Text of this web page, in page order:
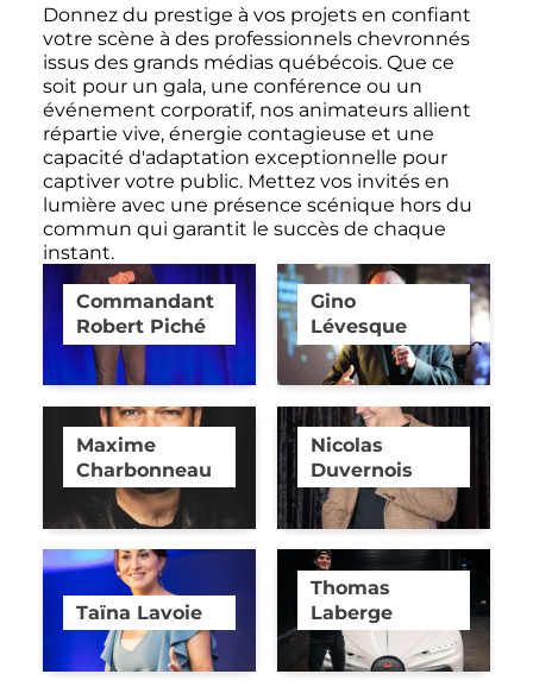
Donnez du prestige à vos projets en confiant
votre scène à des professionnels chevronnés
issus des grands médias québécois. Que ce
soit pour un gala, une conférence ou un
événement corporatif, nos animateurs allient
répartie vive, énergie contagieuse et une
capacité d'adaptation exceptionnelle pour
captiver votre public. Mettez vos invités en
lumière avec une présence scénique hors du
commun qui garantit le succès de chaque
instant.
Commandant
Robert Piché
Gino
Lévesque
Maxime
Charbonneau
Nicolas
Duvernois
Taïna Lavoie
Thomas
Laberge